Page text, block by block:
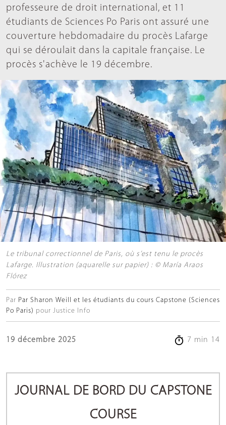
professeure de droit international, et 11
étudiants de Sciences Po Paris ont assuré une
couverture hebdomadaire du procès Lafarge
qui se déroulait dans la capitale française. Le
procès s'achève le 19 décembre.
Le tribunal correctionnel de Paris, où s’est tenu le procès
Lafarge. Illustration (aquarelle sur papier) : © María Araos
Flórez
Par Par Sharon Weill et les étudiants du cours Capstone (Sciences
Po Paris) pour Justice Info
19 décembre 2025 7 min 14
JOURNAL DE BORD DU CAPSTONE
COURSE